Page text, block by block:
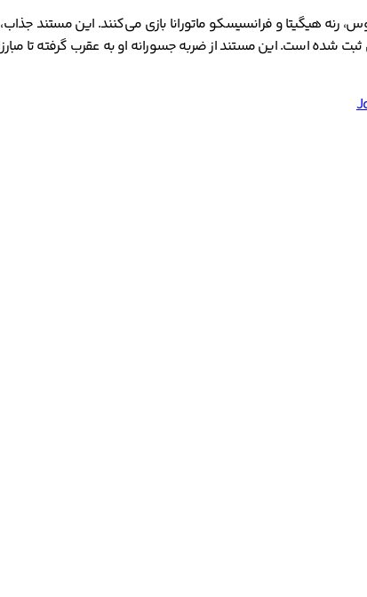
2023 است. در این مستند خورخه کامپوس، رنه هیگیتا و فرانسیسکو ماتورانا بازی